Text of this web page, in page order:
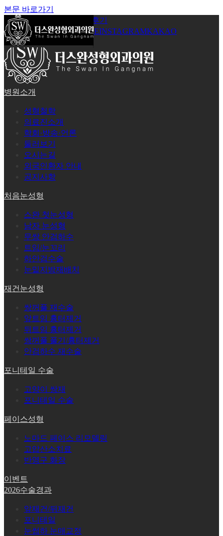
본문 바로가기
공지사항
시술후기
로그인회원가입YOUTUBEINSTAGRAMKAKAO
병원소개
성형철학
의료진소개
학회·방송·언론
둘러보기
오시는길
외국인환자 안내
공지사항
처음눈성형
스완 첫눈성형
남자 눈성형
무쌍 안검하수
트임/눈꼬리
하안검수술
눈밑지방재배치
재건눈성형
쌍꺼풀 재수술
앞트임 흉터제거
뒤트임 흉터제거
쌍꺼풀 풀기/흉터제거
안검하수 재수술
포니테일 수술
고양이 쌍재
포니테일 수술
페이스성형
노마드 페이스 리모델링
고압산소치료
반영구 화장
이벤트
2026수술경과
앞재건/뒤재건
포니테일
눈썹하 눈매교정